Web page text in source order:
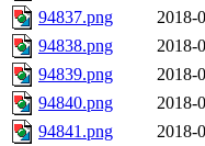
94837.png
2018-
94838.png
2018-
94839.png
2018-
94840.png
2018-
94841.png
2018-